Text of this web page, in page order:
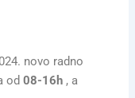
novo radno
od08-16h , a